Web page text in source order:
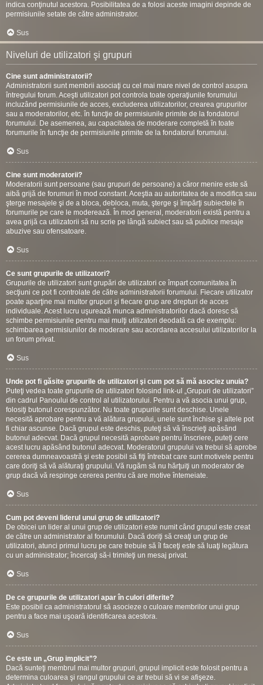
indica conţinutul acestora. Posibilitatea de a folosi aceste imagini depinde de
permisiunile setate de către administrator.
Sus
Niveluri de utilizatori şi grupuri
Cine sunt administratorii?
Administratorii sunt membrii asociaţi cu cel mai mare nivel de control asupra
întregului forum. Aceşti utilizatori pot controla toate operaţiunile forumului
incluzând permisiunile de acces, excluderea utilizatorilor, crearea grupurilor
sau a moderatorilor, etc. în funcţie de permisiunile primite de la fondatorul
forumului. De asemenea, au capacitatea de moderare completă în toate
forumurile în funcţie de permisiunile primite de la fondatorul forumului.
Sus
Cine sunt moderatorii?
Moderatorii sunt persoane (sau grupuri de persoane) a căror menire este să
aibă grijă de forumuri în mod constant. Aceştia au autoritatea de a modifica sau
şterge mesajele şi de a bloca, debloca, muta, şterge şi împărţi subiectele în
forumurile pe care le moderează. În mod general, moderatorii există pentru a
avea grijă ca utilizatorii să nu scrie pe lângă subiect sau să publice mesaje
abuzive sau ofensatoare.
Sus
Ce sunt grupurile de utilizatori?
Grupurile de utilizatori sunt grupări de utilizatori ce împart comunitatea în
secţiuni ce pot fi controlate de către administratorii forumului. Fiecare utilizator
poate aparţine mai multor grupuri şi fiecare grup are drepturi de acces
individuale. Acest lucru uşurează munca administratorilor dacă doresc să
schimbe permisiunile pentru mai mulţi utilizatori deodată ca de exemplu:
schimbarea permisiunilor de moderare sau acordarea accesului utilizatorilor la
un forum privat.
Sus
Unde pot fi găsite grupurile de utilizatori şi cum pot să mă asociez unuia?
Puteţi vedea toate grupurile de utilizatori folosind link-ul „Grupuri de utilizatori”
din cadrul Panoului de control al utilizatorului. Pentru a vă asocia unui grup,
folosiţi butonul corespunzător. Nu toate grupurile sunt deschise. Unele
necesită aprobare pentru a vă alătura grupului, unele sunt închise şi altele pot
fi chiar ascunse. Dacă grupul este deschis, puteţi să vă înscrieţi apăsând
butonul adecvat. Dacă grupul necesită aprobare pentru înscriere, puteţi cere
acest lucru apăsând butonul adecvat. Moderatorul grupului va trebui să aprobe
cererea dumneavoastră şi este posibil să fiţi întrebat care sunt motivele pentru
care doriţi să vă alăturaţi grupului. Vă rugăm să nu hărţuiţi un moderator de
grup dacă vă respinge cererea pentru că are motive întemeiate.
Sus
Cum pot deveni liderul unui grup de utilizatori?
De obicei un lider al unui grup de utilizatori este numit când grupul este creat
de către un administrator al forumului. Dacă doriţi să creaţi un grup de
utilizatori, atunci primul lucru pe care trebuie să îl faceţi este să luaţi legătura
cu un administrator; încercaţi să-i trimiteţi un mesaj privat.
Sus
De ce grupurile de utilizatori apar în culori diferite?
Este posibil ca administratorul să asocieze o culoare membrilor unui grup
pentru a face mai uşoară identificarea acestora.
Sus
Ce este un „Grup implicit”?
Dacă sunteţi membrul mai multor grupuri, grupul implicit este folosit pentru a
determina culoarea şi rangul grupului ce ar trebui să vi se afişeze.